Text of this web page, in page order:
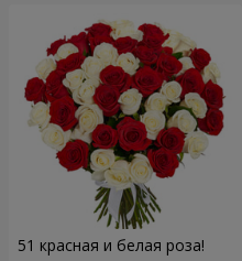
51 красная и белая роза!